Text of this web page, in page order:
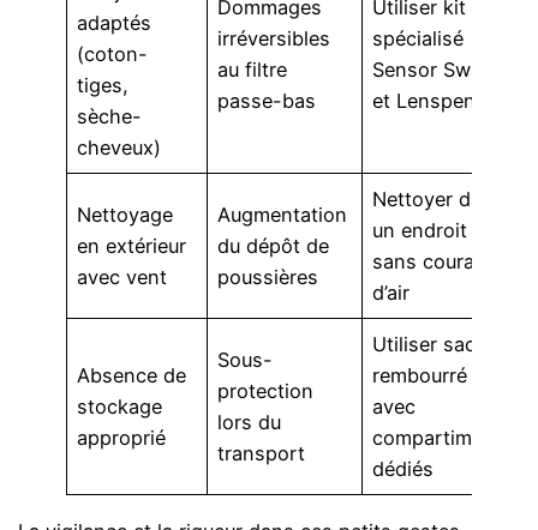
adaptés
(coton-
tiges,
sèche-
cheveux)
Dommages
irréversibles
au filtre
passe-bas
Utiliser kit
spécialisé
Sensor Swab
et Lenspen
Nettoyage
en extérieur
avec vent
Augmentation
du dépôt de
poussières
Nettoyer dans
un endroit
sans courant
d’air
Absence de
stockage
approprié
Sous-
protection
lors du
transport
Utiliser sac
rembourré
avec
compartiments
dédiés